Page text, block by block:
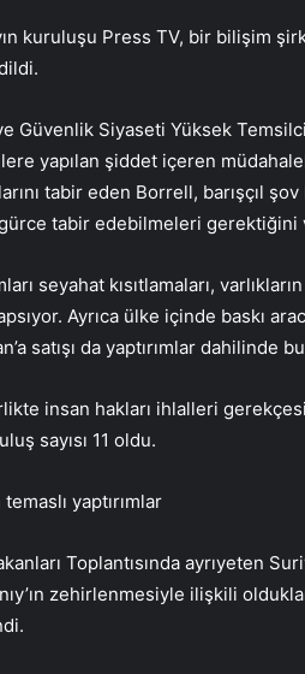
kuruluşu Press TV, bir bilişim
Güvenlik Siyaseti Yüksek
yapılan şiddet içeren
tabir eden Borrell, barışçıl
tabir edebilmeleri gerektiğini
seyahat kısıtlamaları,
Ayrıca ülke içinde baskı
satışı da yaptırımlar dahilinde
insan hakları ihlalleri
sayısı 11 oldu.
yaptırımlar
Toplantısında ayrıyeten
zehirlenmesiyle ilişkili